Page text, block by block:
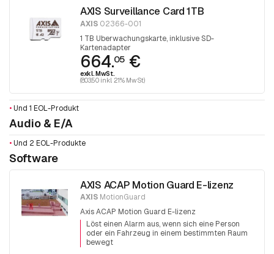
AXIS Surveillance Card 1TB
AXIS 02366-001
1 TB Überwachungskarte, inklusive SD-
Kartenadapter
664.05 €
exkl. MwSt.
(803.50 inkl. 21% MwSt)
• Und 1 EOL-Produkt
Audio & E/A
• Und 2 EOL-Produkte
Software
AXIS ACAP Motion Guard E-lizenz
AXIS MotionGuard
Axis ACAP Motion Guard E-lizenz
Löst einen Alarm aus, wenn sich eine Person
oder ein Fahrzeug in einem bestimmten Raum
bewegt